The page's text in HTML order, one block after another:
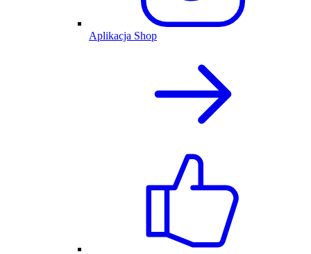
Aplikacja Shop